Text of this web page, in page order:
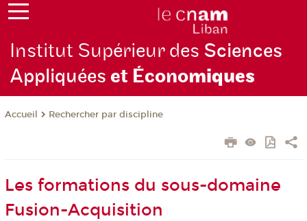
Institut Supérieur des Sciences
Appliquéeset Économiques
Accueil Rechercher par discipline
Les formations du sous-domaine
Fusion-Acquisition